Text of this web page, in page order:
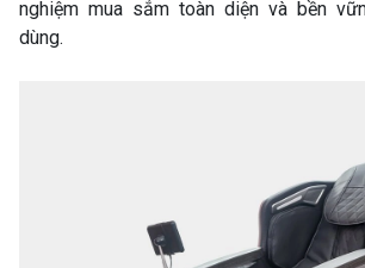
nghiệm mua sắm toàn diện và bền
dùng.